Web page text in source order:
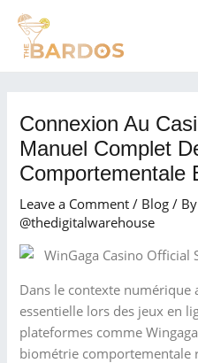
Skip
content
Connexion Au
Manuel Complet
Comportementale
Leave a Comment / Blog / By
@thedigitalwarehouse
Dans le contexte numérique
essentielle lors des jeux en
plateformes comme
biométrie comportementale
Post
navigation